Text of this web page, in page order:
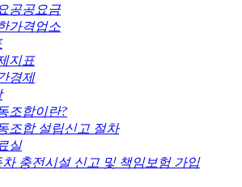
공공요금
가격업소
지표
경제
조합이란?
조합 설립신고 절차
실
차 충전시설 신고 및 책임보험 가입